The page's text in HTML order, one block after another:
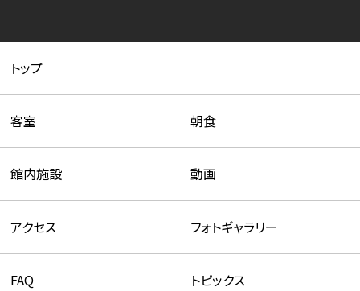
トップ
客室 朝食
館内施設 動画
アクセス フォトギャラリー
FAQ トピックス